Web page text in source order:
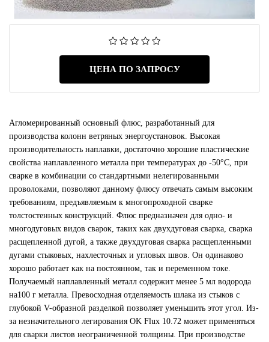
ЦЕНА ПО ЗАПРОСУ
Агломерированный основный флюс, разработанный для
производства колонн ветряных энергоустановок. Высокая
производительность наплавки, достаточно хорошие пластические
свойства наплавленного металла при температурах до -50°С, при
сварке в комбинации со стандартными нелегированными
проволоками, позволяют данному флюсу отвечать самым высоким
требованиям, предъявляемым к многопроходной сварке
толстостенных конструкций. Флюс предназначен для одно- и
многодуговых видов сварок, таких как двухдуговая сварка, сварка
расщепленной дугой, а также двухдуговая сварка расщепленными
дугами стыковых, нахлесточных и угловых швов. Он одинаково
хорошо работает как на постоянном, так и переменном токе.
Получаемый наплавленный металл содержит менее 5 мл водорода
на100 г металла. Превосходная отделяемость шлака из стыков с
глубокой V-образной разделкой позволяет уменьшить этот угол. Из-
за незначительного легирования OK Flux 10.72 может применяться
для сварки листов неограниченной толщины. При производстве